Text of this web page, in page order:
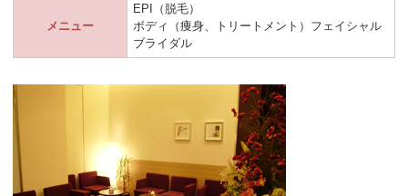
メニュー
EPI（脱毛）
ボディ（痩身、トリートメント）フェイシャル
ブライダル